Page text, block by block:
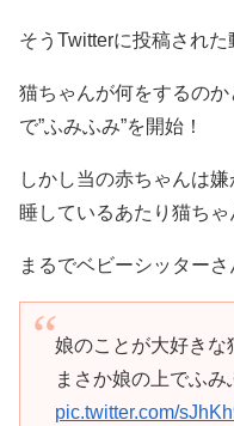
そうTwitterに投稿された
猫ちゃんが何をするの
で”ふみふみ”を開始！
しかし当の赤ちゃんは
睡しているあたり猫ち
まるでベビーシッターさ
娘のことが大好きな
まさか娘の上でふ
pic.twitter.com/